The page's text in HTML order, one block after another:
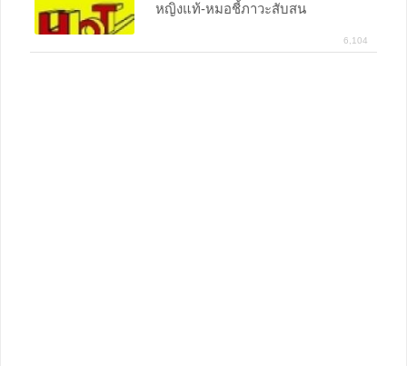
หญิงแท้-หมอชี้ภาวะสับสน
6,104